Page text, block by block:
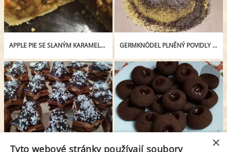
APPLE PIE SE SLANÝM KARAMELEM A VLAŠSKÝMI OŘECHY GERMKNÖDEL PLNĚNÝ POVIDLY S VANILKOVOU OMÁČKOU SYPANÝ MÁKEM
×
Tyto webové stránky používají soubory